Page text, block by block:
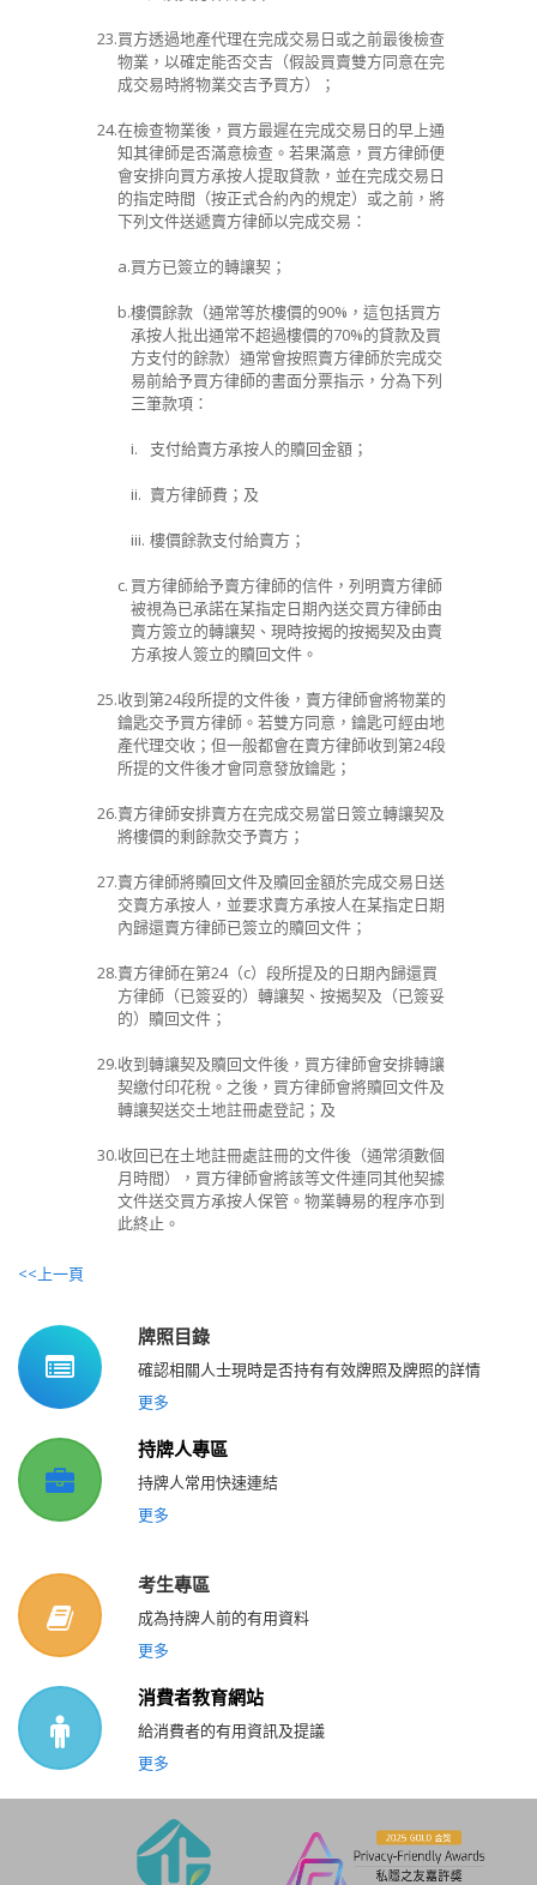
23.買方透過地產代理在完成交易日或之前最後檢查
物業，以確定能否交吉（假設買賣雙方同意在完
成交易時將物業交吉予買方）；
24.在檢查物業後，買方最遲在完成交易日的早上通
知其律師是否滿意檢查。若果滿意，買方律師便
會安排向買方承按人提取貸款，並在完成交易日
的指定時間（按正式合約內的規定）或之前，將
下列文件送遞賣方律師以完成交易：
a.買方已簽立的轉讓契；
b.樓價餘款（通常等於樓價的90% ，這包括買方
承按人批出通常不超過樓價的70%的貸款及買
方支付的餘款）通常會按照賣方律師於完成交
易前給予買方律師的書面分票指示，分為下列
三筆款項：
i. 支付給賣方承按人的贖回金額；
ii. 賣方律師費；及
iii. 樓價餘款支付給賣方；
c. 買方律師給予賣方律師的信件，列明賣方律師
被視為已承諾在某指定日期內送交買方律師由
賣方簽立的轉讓契、現時按揭的按揭契及由賣
方承按人簽立的贖回文件。
25.收到第24段所提的文件後，賣方律師會將物業的
鑰匙交予買方律師。若雙方同意，鑰匙可經由地
產代理交收；但一般都會在賣方律師收到第24段
所提的文件後才會同意發放鑰匙；
26.賣方律師安排賣方在完成交易當日簽立轉讓契及
將樓價的剩餘款交予賣方；
27.賣方律師將贖回文件及贖回金額於完成交易日送
交賣方承按人，並要求賣方承按人在某指定日期
內歸還賣方律師已簽立的贖回文件；
28.賣方律師在第24（c） 段所提及的日期內歸還買
方律師（已簽妥的）轉讓契、按揭契及（已簽妥
的）贖回文件；
29.收到轉讓契及贖回文件後，買方律師會安排轉讓
契繳付印花稅。之後，買方律師會將贖回文件及
轉讓契送交土地註冊處登記；及
30.收回已在土地註冊處註冊的文件後（通常須數個
月時間），買方律師會將該等文件連同其他契據
文件送交買方承按人保管。物業轉易的程序亦到
此終止。
<<上一頁
牌照目錄
確認相關人士現時是否持有有效牌照及牌照的詳情
更多
持牌人專區
持牌人常用快速連結
更多
考生專區
成為持牌人前的有用資料
更多
消費者教育網站
給消費者的有用資訊及提議
更多